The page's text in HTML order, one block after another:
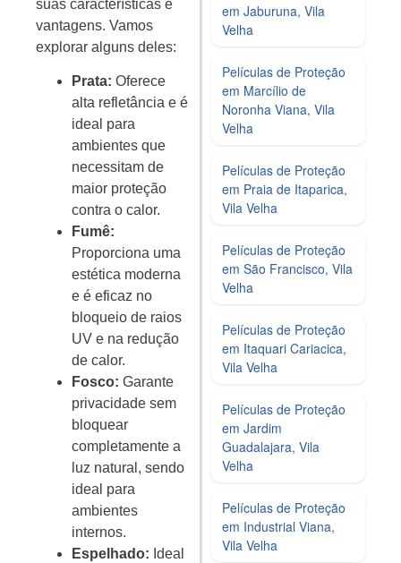
suas características e
vantagens. Vamos
explorar alguns deles:
Prata: Oferece
alta refletância e é
ideal para
ambientes que
necessitam de
maior proteção
contra o calor.
Fumê:
Proporciona uma
estética moderna
e é eficaz no
bloqueio de raios
UV e na redução
de calor.
Fosco: Garante
privacidade sem
bloquear
completamente a
luz natural, sendo
ideal para
ambientes
internos.
Espelhado: Ideal
em Jaburuna, Vila
Velha
Películas de Proteção
em Marcílio de
Noronha Viana, Vila
Velha
Películas de Proteção
em Praia de Itaparica,
Vila Velha
Películas de Proteção
em São Francisco, Vila
Velha
Películas de Proteção
em Itaquari Cariacica,
Vila Velha
Películas de Proteção
em Jardim
Guadalajara, Vila
Velha
Películas de Proteção
em Industrial Viana,
Vila Velha